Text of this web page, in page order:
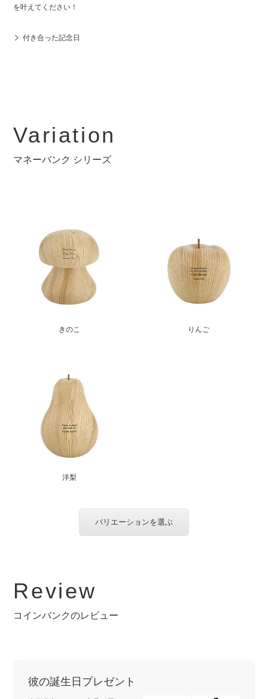
を叶えてください！
付き合った記念日
Variation
マネーバンク シリーズ
きのこ りんご
洋梨
バリエーションを選ぶ
Review
コインバンクのレビュー
彼の誕生日プレゼント